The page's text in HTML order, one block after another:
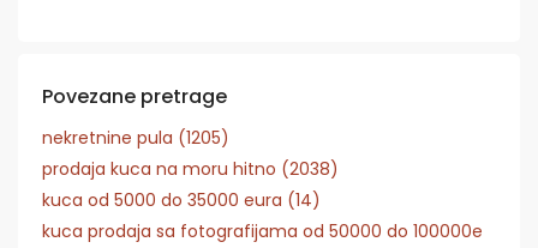
Povezane pretrage
nekretnine pula (1205)
prodaja kuca na moru hitno (2038)
kuca od 5000 do 35000 eura (14)
kuca prodaja sa fotografijama od 50000 do 100000e